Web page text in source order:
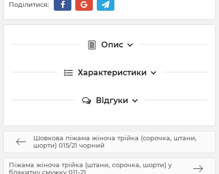
Поділитися:
Опис
Характеристики
Відгуки
Шовкова піжама жіноча трійка (сорочка, штани,
шорти) 015/21 чорний
Піжама жіноча трійка (штани, сорочка, шорти) у
блакитну смужку 011-21